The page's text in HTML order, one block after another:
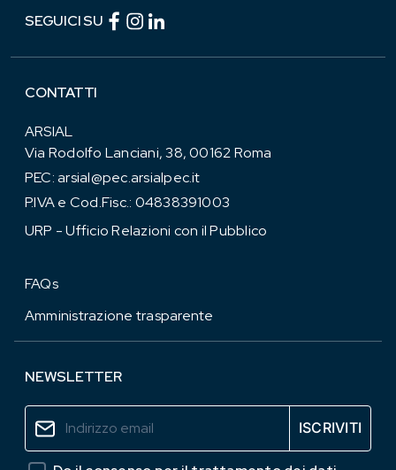
SEGUICI SU Facebook (link esterno)
Instagram (link esterno)
CONTATTI
ARSIAL
Via Rodolfo Lanciani, 38, 00162 Roma
PEC:arsial@pec.arsialpec.it
P.IVA e Cod.Fisc.: 04838391003
URP - Ufficio Relazioni con il Pubblico
FAQs
Amministrazione trasparente
NEWSLETTER